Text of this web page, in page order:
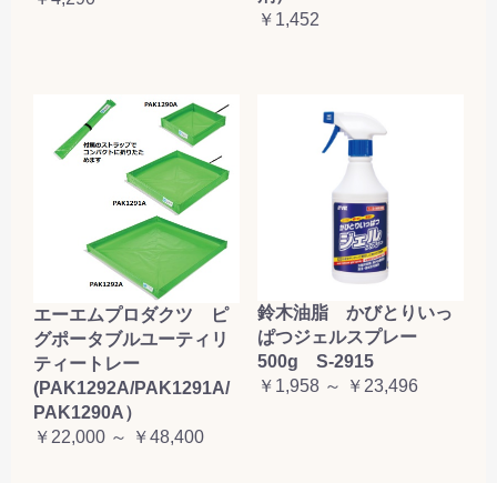
￥1,452
エーエムプロダクツ ピ
グポータブルユーティリ
ティートレー
(PAK1292A/PAK1291A/
PAK1290A）
￥22,000 ～ ￥48,400
鈴木油脂 かびとりいっ
ぱつジェルスプレー
500g S-2915
￥1,958 ～ ￥23,496